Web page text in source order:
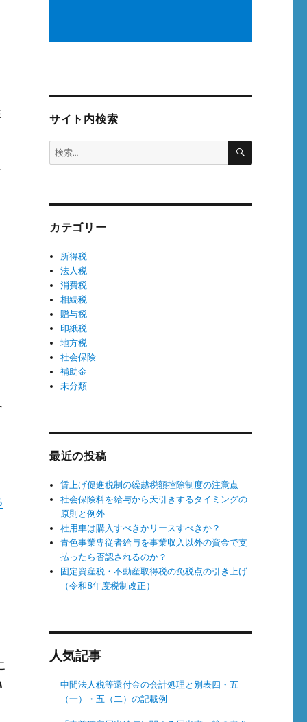
サイト内検索
検
索:
検
カテゴリー
所得税
法人税
消費税
相続税
贈与税
印紙税
地方税
社会保険
補助金
未分類
最近の投稿
賃上げ促進税制の繰越税額控除制度の注意点
社会保険料を給与から天引きするタイミングの
原則と例外
社用車は購入すべきかリースすべきか？
青色事業専従者給与を事業収入以外の資金で支
払ったら否認されるのか？
固定資産税・不動産取得税の免税点の引き上げ
（令和8年度税制改正）
人気記事
中間法人税等還付金の会計処理と別表四・五
（一）・五（二）の記載例